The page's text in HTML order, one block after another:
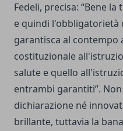
Fedeli, precisa: “Bene
e quindi l'obbligatorietà
garantisca al contempo
costituzionale
salute e quello
entrambi garantiti”.
dichiarazione né
brillante, tuttavia la